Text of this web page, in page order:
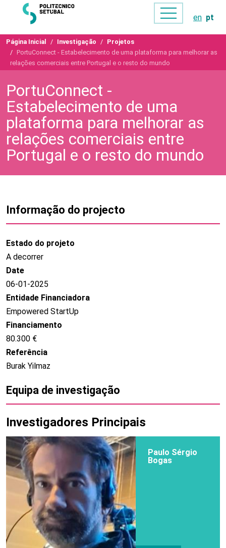
en pt
Página Inicial Investigação
Projetos
PortuConnect - Estabelecimento de uma plataforma para melhorar as
relações comerciais entre Portugal e o resto do mundo
PortuConnect -
Estabelecimento de uma
plataforma para melhorar as
relações comerciais entre
Portugal e o resto do mundo
Informação do projecto
Estado do projeto
A decorrer
Date
06-01-2025
Entidade Financiadora
Empowered StartUp
Financiamento
80.300 €
Referência
Burak Yilmaz
Equipa de investigação
Investigadores Principais
Paulo Sérgio
Bogas